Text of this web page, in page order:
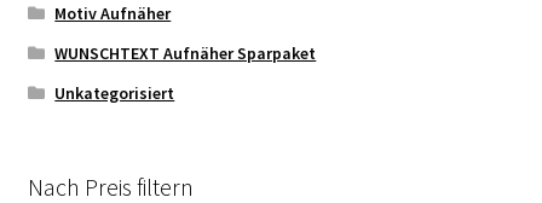
Motiv Aufnäher
WUNSCHTEXT Aufnäher Sparpaket
Unkategorisiert
Nach Preis filtern